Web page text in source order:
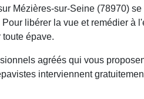
Mézières-sur-Seine (78970)
libérer la vue et remédier à
épave.
agréés qui vous
interviennent